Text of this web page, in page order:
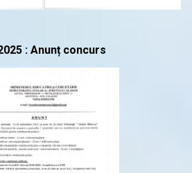
: Anunț concurs